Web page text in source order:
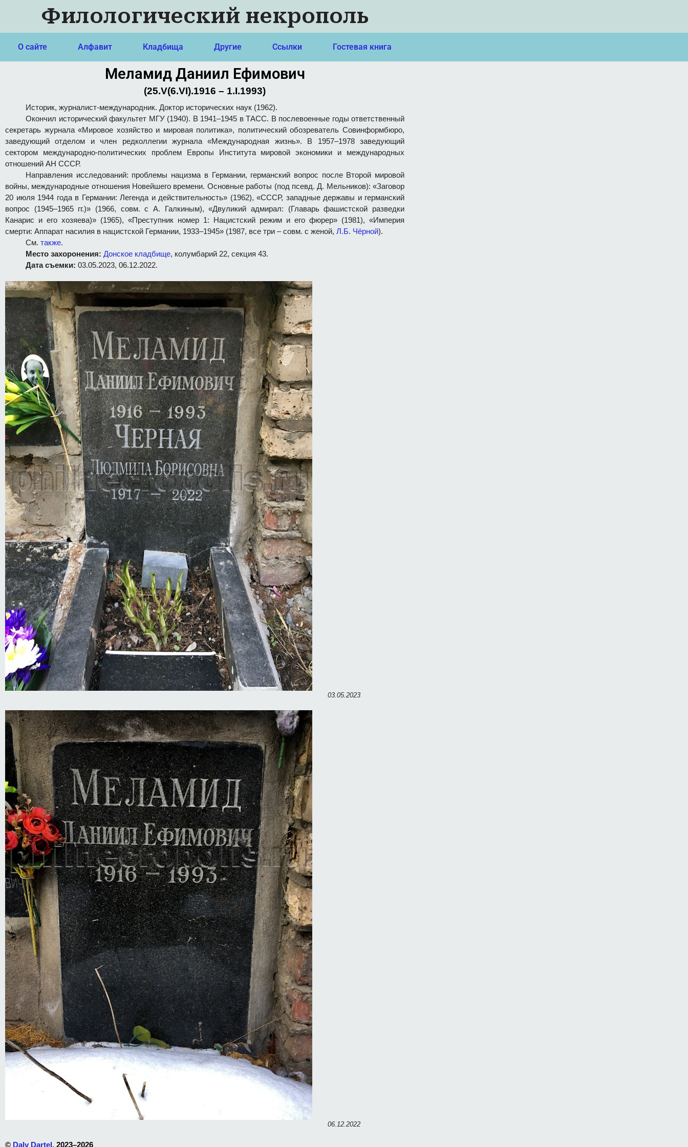
Филологический некрополь
О сайте Алфавит Кладбища Другие Ссылки Гостевая книга
Меламид Даниил Ефимович
(25.V(6.VI).1916 – 1.I.1993)
Историк, журналист-международник. Доктор исторических наук (1962).
Окончил исторический факультет МГУ (1940). В 1941–1945 в ТАСС. В послевоенные годы ответственный
секретарь журнала «Мировое хозяйство и мировая политика», политический обозреватель Совинформбюро,
заведующий отделом и член редколлегии журнала «Международная жизнь». В 1957–1978 заведующий
сектором международно-политических проблем Европы Института мировой экономики и международных
отношений АН СССР.
Направления исследований: проблемы нацизма в Германии, германский вопрос после Второй мировой
войны, международные отношения Новейшего времени. Основные работы (под псевд. Д. Мельников): «Заговор
20 июля 1944 года в Германии: Легенда и действительность» (1962), «СССР, западные державы и германский
вопрос (1945–1965 гг.)» (1966, совм. с А. Галкиным), «Двуликий адмирал: (Главарь фашистской разведки
Канарис и его хозяева)» (1965), «Преступник номер 1: Нацистский режим и его фюрер» (1981), «Империя
смерти: Аппарат насилия в нацистской Германии, 1933–1945» (1987, все три – совм. с женой, Л.Б. Чёрной).
См. также.
Место захоронения: Донское кладбище, колумбарий 22, секция 43.
Дата съемки: 03.05.2023, 06.12.2022.
03.05.2023
06.12.2022
© Dalv Dartel, 2023–2026